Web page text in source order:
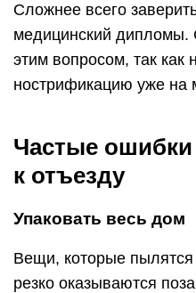
Сложнее всего
медицинский дипломы.
этим вопросом, так
нострификацию уже на
Частые ошибки
к отъезду
Упаковать весь дом
Вещи, которые
резко оказываются